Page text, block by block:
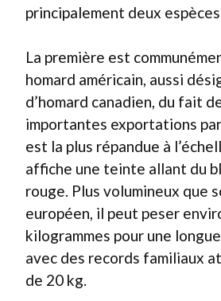
principalement deux
La première est
homard américain, aussi
d’homard canadien, du fait
importantes exportations
est la plus répandue à
affiche une teinte allant du
rouge. Plus volumineux que
européen, il peut peser
kilogrammes pour une
avec des records familiaux
de 20 kg.